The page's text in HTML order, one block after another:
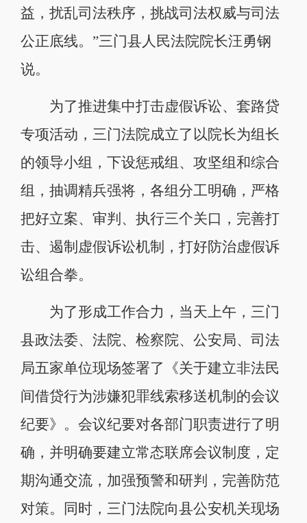
益，扰乱司法秩序，挑战司法权威与司法
公正底线。”三门县人民法院院长汪勇钢
说。
为了推进集中打击虚假诉讼、套路贷
专项活动，三门法院成立了以院长为组长
的领导小组，下设惩戒组、攻坚组和综合
组，抽调精兵强将，各组分工明确，严格
把好立案、审判、执行三个关口，完善打
击、遏制虚假诉讼机制，打好防治虚假诉
讼组合拳。
为了形成工作合力，当天上午，三门
县政法委、法院、检察院、公安局、司法
局五家单位现场签署了《关于建立非法民
间借贷行为涉嫌犯罪线索移送机制的会议
纪要》。会议纪要对各部门职责进行了明
确，并明确要建立常态联席会议制度，定
期沟通交流，加强预警和研判，完善防范
对策。同时，三门法院向县公安机关现场